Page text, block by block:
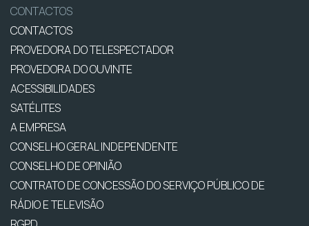
CONTACTOS
CONTACTOS
PROVEDORA DO TELESPECTADOR
PROVEDORA DO OUVINTE
ACESSIBILIDADES
SATÉLITES
A EMPRESA
CONSELHO GERAL INDEPENDENTE
CONSELHO DE OPINIÃO
CONTRATO DE CONCESSÃO DO SERVIÇO PÚBLICO DE
RÁDIO E TELEVISÃO